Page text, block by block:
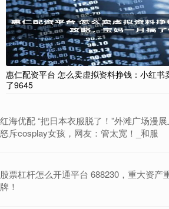
惠仁配资平台 怎么卖虚拟资料挣钱：小红书
了9645
红海优配 “把日本衣服脱了！”外滩广场漫
怒斥cosplay女孩，网友：管太宽！_和服
股票杠杆怎么开通平台 688230，重大资产
牌！